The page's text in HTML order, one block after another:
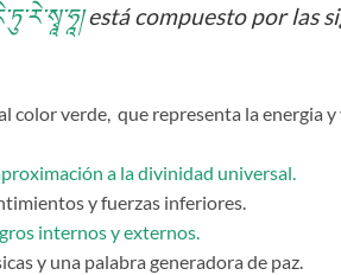
está compuesto por las
color verde, que representa la energia
a la divinidad universal.
y fuerzas inferiores.
internos y externos.
y una palabra generadora de paz.